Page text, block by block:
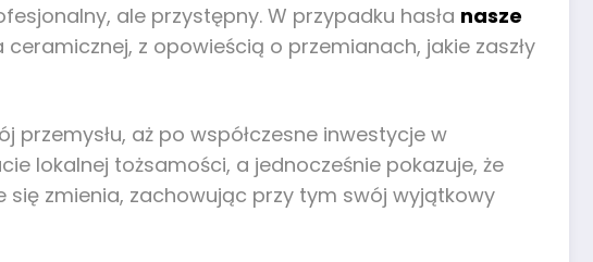
ale przystępny. W przypadku hasła nasze
z opowieścią o przemianach, jakie zaszły
aż po współczesne inwestycje w
lokalnej tożsamości, a jednocześnie pokazuje, że
się zmienia, zachowując przy tym swój wyjątkowy